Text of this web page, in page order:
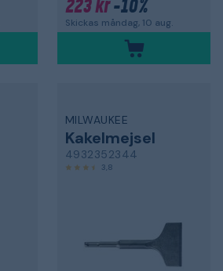
223 kr-10%
Skickas måndag, 10 aug.
MILWAUKEE
Kakelmejsel
4932352344
3,8